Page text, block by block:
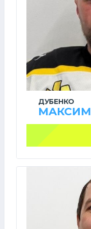
ДУБЕНКО
МАКСИМ